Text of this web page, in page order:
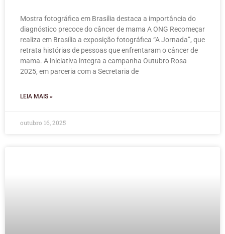
Mostra fotográfica em Brasília destaca a importância do
diagnóstico precoce do câncer de mama A ONG Recomeçar
realiza em Brasília a exposição fotográfica “A Jornada”, que
retrata histórias de pessoas que enfrentaram o câncer de
mama. A iniciativa integra a campanha Outubro Rosa
2025, em parceria com a Secretaria de
LEIA MAIS »
outubro 16, 2025